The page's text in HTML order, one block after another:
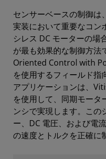
センサーベースの制御は
実装において重要なコン
シレス DC モーターの場
が最も効果的な制御方法
Oriented Control with
を使用するフィールド指
アプリケーションは、
を使用して、同期モータ
ンシで実現します。この
ー、DC 電圧、および電
の速度とトルクを正確に